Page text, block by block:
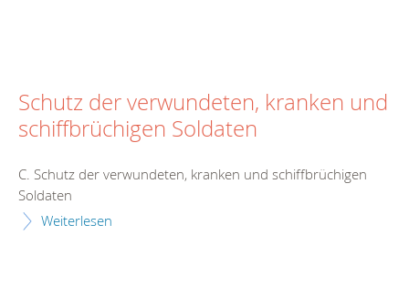
Schutz der verwundeten, kranken und
schiffbrüchigen Soldaten
C. Schutz der verwundeten, kranken und schiffbrüchigen
Soldaten
Weiterlesen